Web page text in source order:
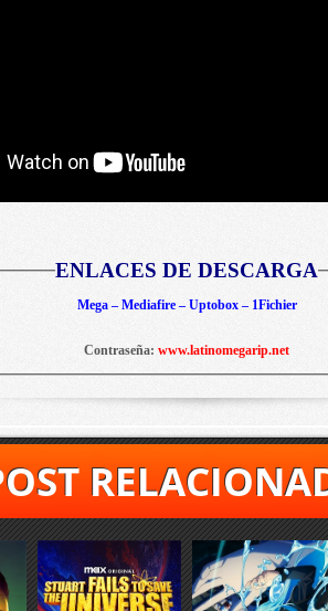
ENLACES DE DESCARGA
Mega – Mediafire – Uptobox – 1Fichier
Contraseña: www.latinomegarip.net